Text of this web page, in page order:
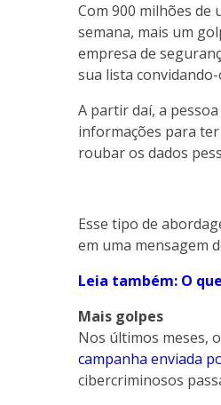
Com 900 milhões de
semana, mais um
empresa de
sua lista
A partir daí, a
informações para
roubar os dados
Esse tipo de
em uma mensagem
Leia também: O
Mais golpes
Nos últimos meses,
campanha enviada
cibercriminosos